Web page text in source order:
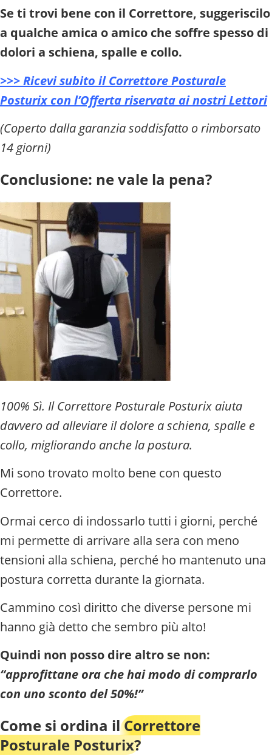
Se ti trovi bene con il Correttore, suggeriscilo
a qualche amica o amico che soffre spesso di
dolori a schiena, spalle e collo.
>>> Ricevi subito il Correttore Posturale
Posturix con l’Offerta riservata ai nostri Lettori
(Coperto dalla garanzia soddisfatto o rimborsato
14 giorni)
Conclusione: ne vale la pena?
100% Sì. Il Correttore Posturale Posturix aiuta
davvero ad alleviare il dolore a schiena, spalle e
collo, migliorando anche la postura.
Mi sono trovato molto bene con questo
Correttore.
Ormai cerco di indossarlo tutti i giorni, perché
mi permette di arrivare alla sera con meno
tensioni alla schiena, perché ho mantenuto una
postura corretta durante la giornata.
Cammino così diritto che diverse persone mi
hanno già detto che sembro più alto!
Quindi non posso dire altro se non:
“approfittane ora che hai modo di comprarlo
con uno sconto del 50%!”
Come si ordina ilCorrettore
Posturale Posturix?